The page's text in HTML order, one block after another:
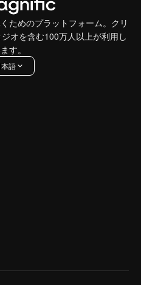
ためのプラットフォーム。クリ
オを含む100万人以上が利用し
す。
本語